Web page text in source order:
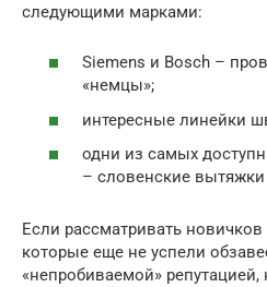
следующими марками:
Siemens и Bosch –
«немцы»;
интересные линейки
одни из самых
– словенские вытяжки
Если рассматривать
которые еще не успели
«непробиваемой»